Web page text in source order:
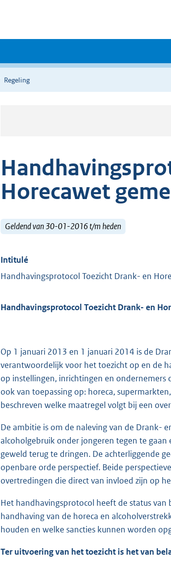
Regeling
Horecawet
Geldend van 30-01-2016 t/m heden
Intitulé
Handhavingsprotocol Toezicht Drank- en
Handhavingsprotocol Toezicht Drank- en
Op 1 januari 2013 en 1 januari 2014 is de
verantwoordelijk voor het toezicht op en de
op instellingen, inrichtingen en
ook van toepassing op: horeca,
beschreven welke maatregel volgt bij een
De ambitie is om de naleving van de Drank-
alcoholgebruik onder jongeren tegen te
geweld terug te dringen. De achterliggende
openbare orde perspectief. Beide
overtredingen die direct van invloed zijn op
Het handhavingsprotocol heeft de status
handhaving van de horeca en
houden en welke sancties kunnen worden
Ter uitvoering van het toezicht is het van